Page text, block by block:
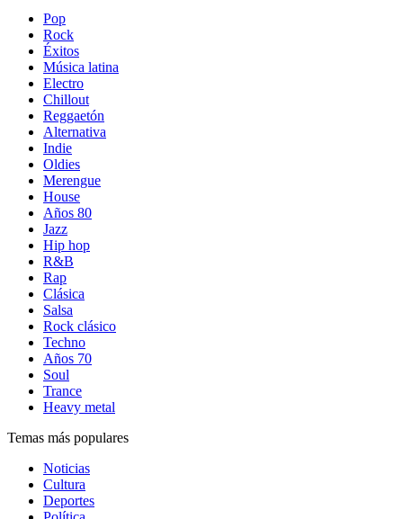
Pop
Rock
Éxitos
Música latina
Electro
Chillout
Reggaetón
Alternativa
Indie
Oldies
Merengue
House
Años 80
Jazz
Hip hop
R&B
Rap
Clásica
Salsa
Rock clásico
Techno
Años 70
Soul
Trance
Heavy metal
Temas más populares
Noticias
Cultura
Deportes